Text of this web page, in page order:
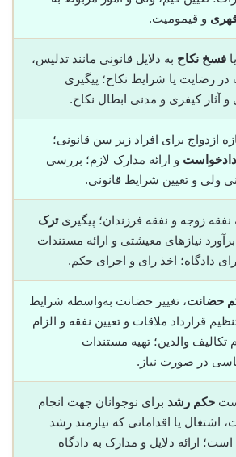
و قیمومیت.
فسخ نکاح به دلایل قانونی مانند تدلیس،
در رضایت یا شرایط نکاح؛ پیگیری
آثار کیفری و مدنی ابطال نکاح.
ازدواج برای افراد زیر سن قانونی؛
و ارائه مدارک لازم؛ بررسی
ولی و تعیین شرایط قانونی.
نفقه زوجه و نفقه فرزندان؛ پیگیریترک
برآورد نیازهای معیشتی و ارائه مستندات
دادگاه؛ اخذ رای و اجرای حکم.
حضانت، تغییر حضانت به‌واسطه شرایط
قرارداد ملاقات و تعیین نفقه و الزام
تکالیف والدین؛ تهیه مستندات
در صورت نیاز.
حکم رشد برای نوجوانان جهت انجام
اشتغال یا اقداماتی که نیازمند رشد
است؛ ارائه دلایل و مدارک به دادگاه